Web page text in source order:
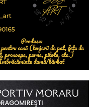
2de 2